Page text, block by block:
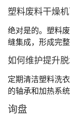
塑料废料干燥
绝对是的。塑料
缝集成，形成完
如何维护提升脱
定期清洁塑料洗
的轴承和加热系
询盘